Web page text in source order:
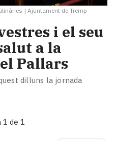
| Ajuntament de Tremp
i el seu
a la
Pallars
dilluns la jornada
1 de 1